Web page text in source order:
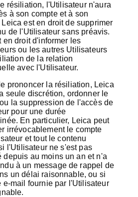
résiliation, l'Utilisateur n'aura
à son compte et à son
est en droit de supprimer
de l'Utilisateur sans préavis.
en droit d'informer les
ou les autres Utilisateurs
de la relation
avec l'Utilisateur.
prononcer la résiliation, Leica
seule discrétion, ordonner le
la suppression de l'accès de
pour une durée
En particulier, Leica peut
irrévocablement le compte
et tout le contenu
l'Utilisateur ne s'est pas
depuis au moins un an et n'a
à un message de rappel de
un délai raisonnable, ou si
e-mail fournie par l'Utilisateur